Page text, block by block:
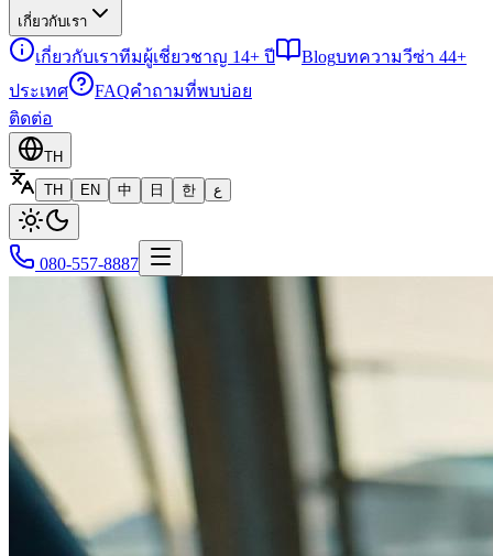
เกี่ยวกับเรา
เกี่ยวกับเราทีมผู้เชี่ยวชาญ 14+ ปี Blogบทความวีซ่า 44+
ประเทศ
FAQคำถามที่พบบ่อย
ติดต่อ
TH
TH
EN 中 日 한 ع
080-557-8887